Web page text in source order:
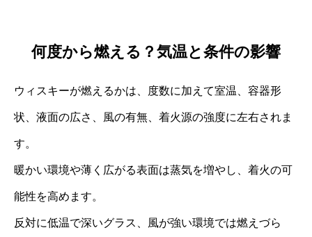
何度から燃える？気温と条件の影響
ウィスキーが燃えるかは、度数に加えて室温、容器形
状、液面の広さ、風の有無、着火源の強度に左右されま
す。
暖かい環境や薄く広がる表面は蒸気を増やし、着火の可
能性を高めます。
反対に低温で深いグラス、風が強い環境では燃えづら